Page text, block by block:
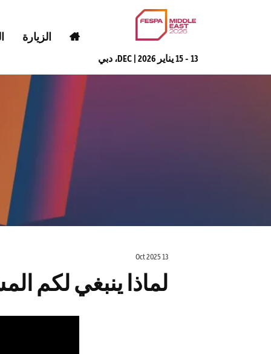
13 - 15 يناير 2026 | DEC، دبي
الزيارة
13 Oct 2025
لماذا ينبغي لكم